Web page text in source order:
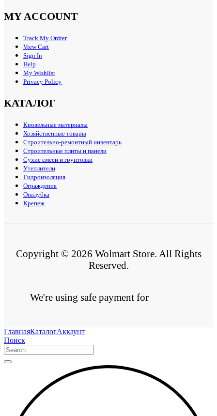
MY ACCOUNT
Track My Ordrer
View Cart
Sign In
Help
My Wishlist
Privacy Policy
КАТАЛОГ
Кровельные материалы
Хозяйственные товары
Строительно-ремонтный инвентарь
Строительные плиты и панели
Сухие смеси и грунтовки
Утеплители
Гидроизоляция
Ограждения
Опалубка
Крепеж
Copyright © 2026 Wolmart Store. All Rights
Reserved.
We're using safe payment for
ГлавнаяКаталогАккаунт
Поиск